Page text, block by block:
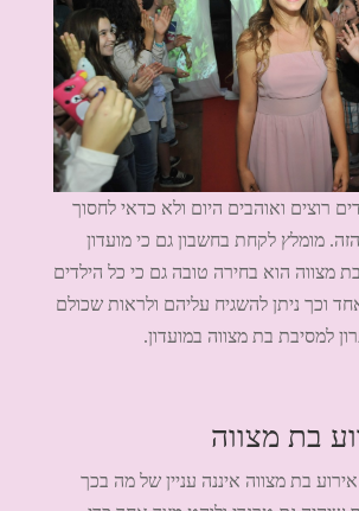
רוצים ואוהבים היום ולא כדאי לחסוך
מומלץ לקחת בחשבון גם כי מועדון
מצווה הוא בחירה טובה גם כי כל הילדים
וכך ניתן להשגיח עליהם ולראות שכולם
למסיבת בת מצווה במועדון.
בת מצווה
בת מצווה איננה עניין של מה בכך